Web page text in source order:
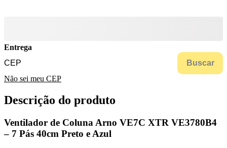
Entrega
Buscar
Não sei meu CEP
Descrição do produto
Ventilador de Coluna Arno VE7C XTR VE3780B4
– 7 Pás 40cm Preto e Azul